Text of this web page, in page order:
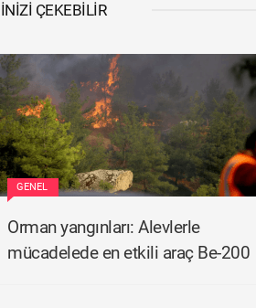
ÇEKEBILIR
GENEL
Orman yangınları: Alevlerle
mücadelede en etkili araç Be-200